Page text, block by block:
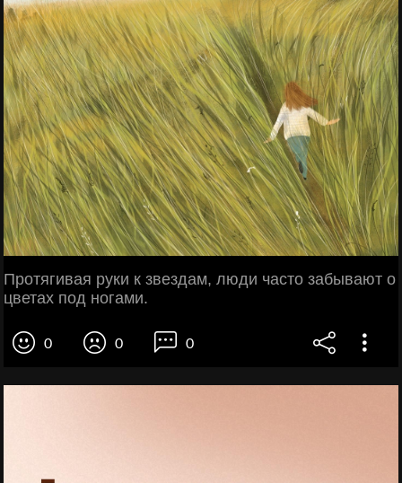
Протягивая руки к звездам, люди часто забывают о
цветах под ногами.
0 0 0